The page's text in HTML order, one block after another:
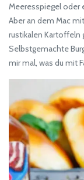
Meeresspiegel oder
Aber an dem Mac
rustikalen Kartoffeln
Selbstgemachte
mir mal, was du mit